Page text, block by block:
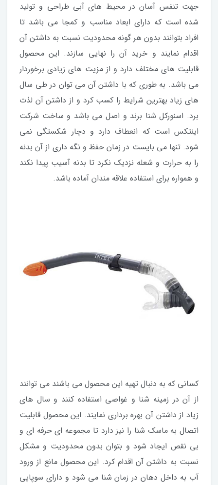
جهت تنفس آسان در محیط های آبی طراحی و تولید
شده است که دارای ابعاد مناسب و کمجا می باشد تا
افراد بتوانند بدون هر گونه محدودیت نسبت به داشتن آن
اقدام نمایند و خرید آن را نهایی سازند. این محصول
قابلیت های مختلف دارد و از مزیت های زیادی برخوردار
می باشد. به طوری که با داشتن آن می توان در طی سال
های زیاد بهترین شرایط را کسب کرد و از داشتن آن لذت
برد. اسنورکل شنا برند و اصل می باشد و ساخت شرکت
اینتکس است که انعطاف دارد و دچار شکستگی نمی
شود. تنها می بایست در زمان حفظ و نگه داری از آن بدنه
را به حرارت و شعله نزدیک نکرد تا بدنه آسیب پیدا نکند
و همواره برای استفاده علاقه مندان آماده باشد.
کسانی که به دنبال تهیه این محصول می باشند می توانند
از آن در زمینه شنا و غواصی استفاده کنند و سال های
زیاد از داشتن آن بهره برداری نمایند. این محصول قابلیت
اتصال به ماسک شنا را نیز دارد تا مجموعه ای حرفه ای و
بی نقص ایجاد شود و بتوان بدون محدودیت و مشکل
نسبت به داشتن آن اقدام کرد. این محصول مانع از ورود
آب به داخل دهان در زمان شنا می شود و دارای سوپاپی